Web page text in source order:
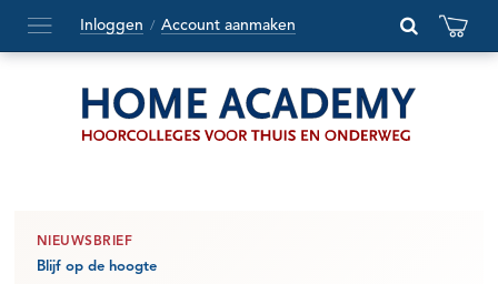
Hoofdmenu
openen
Inloggen / Account aanmaken
NIEUWSBRIEF
Blijf op de hoogte